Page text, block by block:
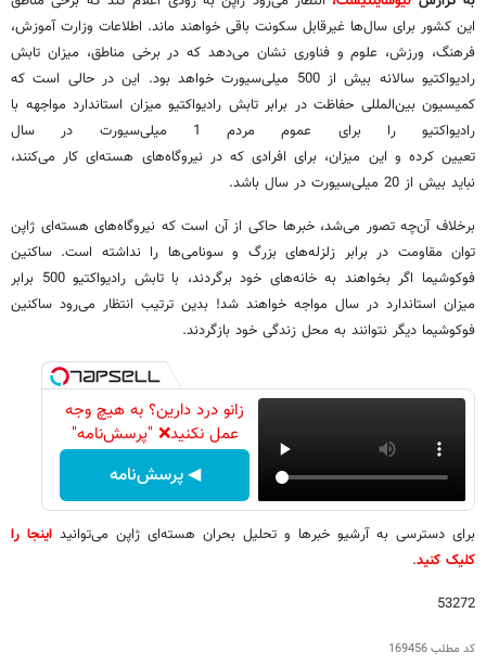
این کشور برای سال‌ها غیرقابل سکونت باقی خواهند ماند. اطلاعات وزارت آموزش،
فرهنگ،‌ ورزش، علوم و فناوری نشان می‌دهد که در برخی مناطق،‌ میزان تابش
رادیواکتیو سالانه بیش از 500 میلی‌سیورت خواهد بود. این در حالی است که
کمیسیون بین‌المللی حفاظت در برابر تابش رادیواکتیو میزان استاندارد مواجهه با
رادیواکتیو را برای عموم مردم 1 میلی‌سیورت در سال
تعیین کرده و این میزان، برای افرادی که در نیروگاه‌های هسته‌ای کار می‌کنند،
نباید بیش از 20 میلی‌سیورت در سال باشد.
برخلاف آن‌چه تصور می‌شد، خبرها حاکی از آن است که نیروگاه‌های هسته‌ای ژاپن
توان مقاومت در برابر زلزله‌های بزرگ و سونامی‌ها را نداشته است. ساکنین
فوکوشیما اگر بخواهند به خانه‌های خود برگردند، ‌با تابش رادیواکتیو 500 برابر
میزان استاندارد در سال مواجه خواهند شد! بدین ترتیب انتظار می‌رود ساکنین
فوکوشیما دیگر نتوانند به محل زندگی خود بازگردند.
زانو درد دارین؟ به هیچ وجه
عمل نکنید❌ "پرسش‌نامه"
◀ پرسش‌نامه
برای دسترسی به آرشیو خبرها و تحلیل بحران هسته‌ای ژاپن می‌توانید اینجا را
کلیک کنید.
53272
کد مطلب169456